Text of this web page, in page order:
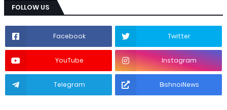
FOLLOW US
Facebook Twitter
YouTube Instagram
Telegram BishnoiNews